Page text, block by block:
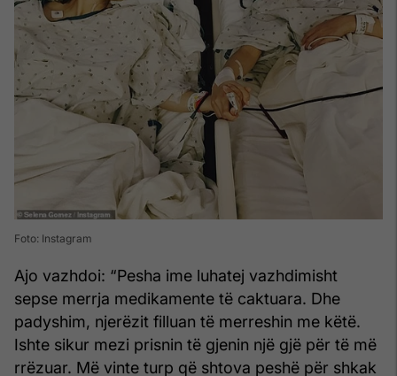
Foto: Instagram
Ajo vazhdoi: “Pesha ime luhatej vazhdimisht
sepse merrja medikamente të caktuara. Dhe
padyshim, njerëzit filluan të merreshin me këtë.
Ishte sikur mezi prisnin të gjenin një gjë për të më
rrëzuar. Më vinte turp që shtova peshë për shkak